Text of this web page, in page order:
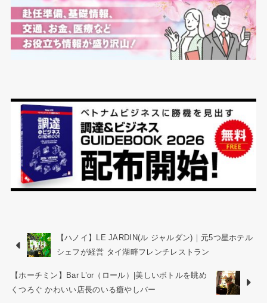
【ハノイ】LE JARDIN(ル ジャルダン)｜元5つ星ホテル
シェフが経営 タイ湖畔フレンチレストラン
【ホーチミン】Bar L’or（ロール）|美しいボトルを眺め
くつろぐ かわいい店長のいる癒やしバー